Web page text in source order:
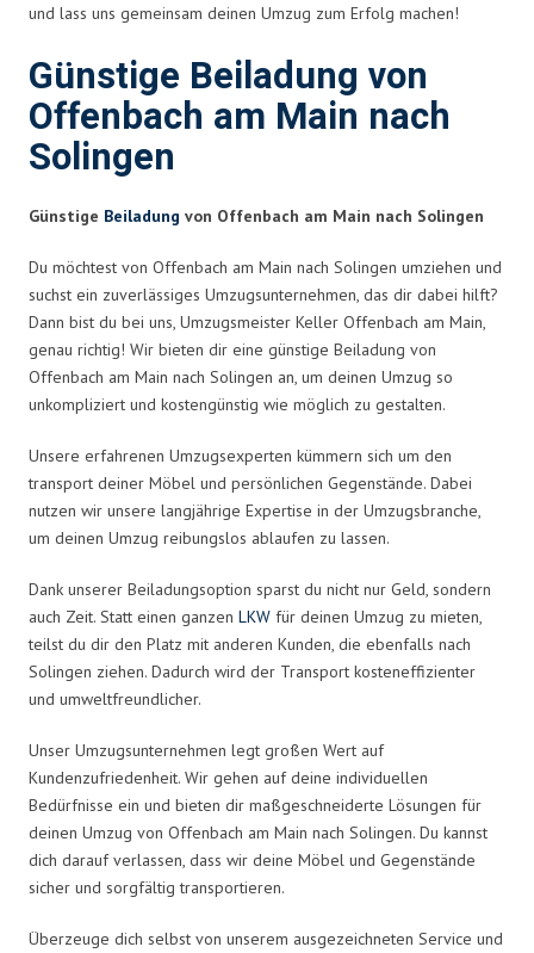
und lass uns gemeinsam deinen Umzug zum Erfolg machen!
Günstige Beiladung von
Offenbach am Main nach
Solingen
Günstige Beiladung von Offenbach am Main nach Solingen
Du möchtest von Offenbach am Main nach Solingen umziehen und
suchst ein zuverlässiges Umzugsunternehmen, das dir dabei hilft?
Dann bist du bei uns, Umzugsmeister Keller Offenbach am Main,
genau richtig! Wir bieten dir eine günstige Beiladung von
Offenbach am Main nach Solingen an, um deinen Umzug so
unkompliziert und kostengünstig wie möglich zu gestalten.
Unsere erfahrenen Umzugsexperten kümmern sich um den
transport deiner Möbel und persönlichen Gegenstände. Dabei
nutzen wir unsere langjährige Expertise in der Umzugsbranche,
um deinen Umzug reibungslos ablaufen zu lassen.
Dank unserer Beiladungsoption sparst du nicht nur Geld, sondern
auch Zeit. Statt einen ganzen LKW für deinen Umzug zu mieten,
teilst du dir den Platz mit anderen Kunden, die ebenfalls nach
Solingen ziehen. Dadurch wird der Transport kosteneffizienter
und umweltfreundlicher.
Unser Umzugsunternehmen legt großen Wert auf
Kundenzufriedenheit. Wir gehen auf deine individuellen
Bedürfnisse ein und bieten dir maßgeschneiderte Lösungen für
deinen Umzug von Offenbach am Main nach Solingen. Du kannst
dich darauf verlassen, dass wir deine Möbel und Gegenstände
sicher und sorgfältig transportieren.
Überzeuge dich selbst von unserem ausgezeichneten Service und